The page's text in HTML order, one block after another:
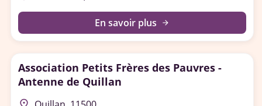
En savoir plus arrow_forward
Association Petits Frères des Pauvres -
Antenne de Quillan
place